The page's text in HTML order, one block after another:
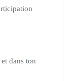
dans ton